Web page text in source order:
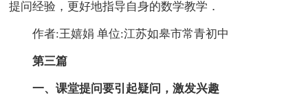
提问经验，更好地指导自身的数学教学．
作者:王嬉娟 单位:江苏如皋市常青初中
第三篇
一、课堂提问要引起疑问，激发兴趣